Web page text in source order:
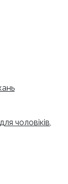
чоловіків,